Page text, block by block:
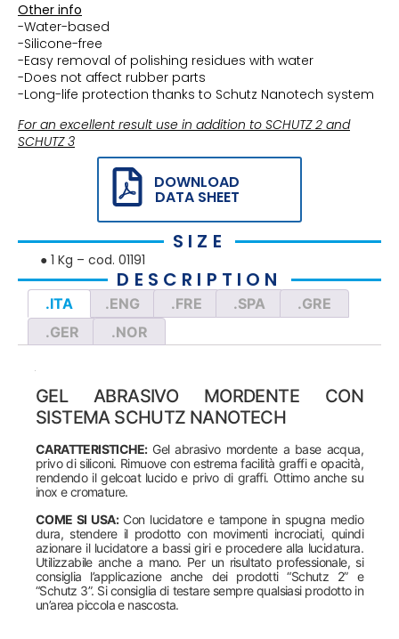
Other info
-Water-based
-Silicone-free
-Easy removal of polishing residues with water
-Does not affect rubber parts
-Long-life protection thanks to Schutz Nanotech system
For an excellent result use in addition to SCHUTZ 2 and
SCHUTZ 3
DOWNLOAD
DATA SHEET
SIZE
● 1 Kg – cod. 01191
DESCRIPTION
.ITA .ENG .FRE .SPA
.GRE
.GER
.NOR
GEL ABRASIVO MORDENTE CON
SISTEMA SCHUTZ NANOTECH
CARATTERISTICHE:Gel abrasivo mordente a base acqua,
privo di siliconi. Rimuove con estrema facilità graffi e opacità,
rendendo il gelcoat lucido e privo di graffi. Ottimo anche su
inox e cromature.
COME SI USA:Con lucidatore e tampone in spugna medio
dura, stendere il prodotto con movimenti incrociati, quindi
azionare il lucidatore a bassi giri e procedere alla lucidatura.
Utilizzabile anche a mano. Per un risultato professionale, si
consiglia l’applicazione anche dei prodotti “Schutz 2” e
“Schutz 3”. Si consiglia di testare sempre qualsiasi prodotto in
un’area piccola e nascosta.